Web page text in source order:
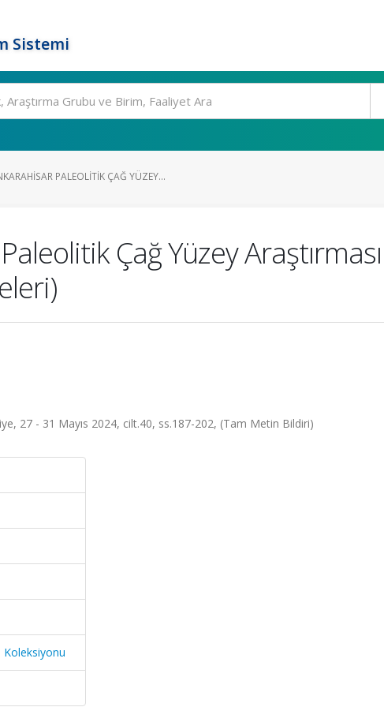
Sistemi
PALEOLITIK ÇAĞ YÜZEY...
Çağ Yüzey Araştırması
27 - 31 Mayıs 2024, cilt.40, ss.187-202, (Tam Metin Bildiri)
Koleksiyonu